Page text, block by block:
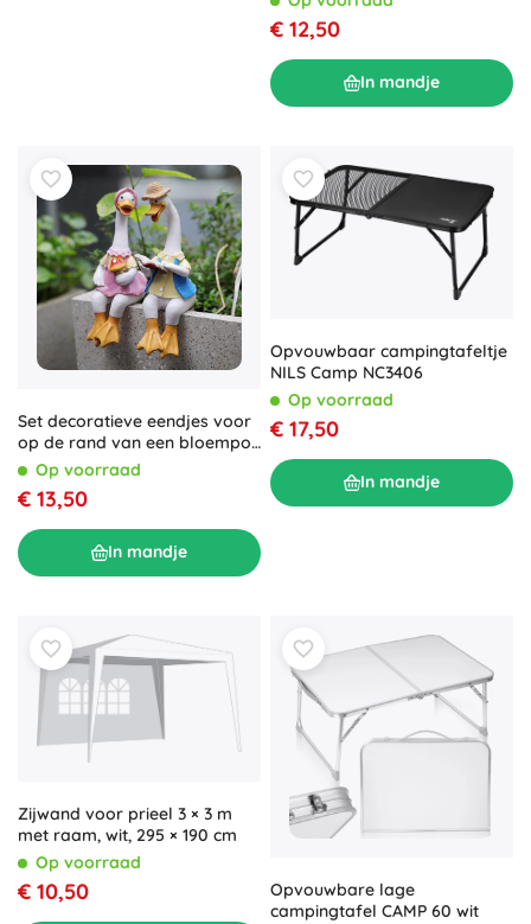
€ 12,50
In mandje
Set decoratieve eendjes voor
op de rand van een bloempot
– 2 stuks
Op voorraad
€ 13,50
In mandje
Opvouwbaar campingtafeltje
NILS Camp NC3406
Op voorraad
€ 17,50
In mandje
Zijwand voor prieel 3 × 3 m
met raam, wit, 295 × 190 cm
Op voorraad
€ 10,50
Opvouwbare lage
campingtafel CAMP 60 wit